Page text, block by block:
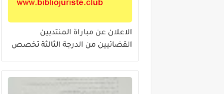
الاعلان عن مباراة المنتدبين
القضائيين من الدرجة الثالثة تخصص